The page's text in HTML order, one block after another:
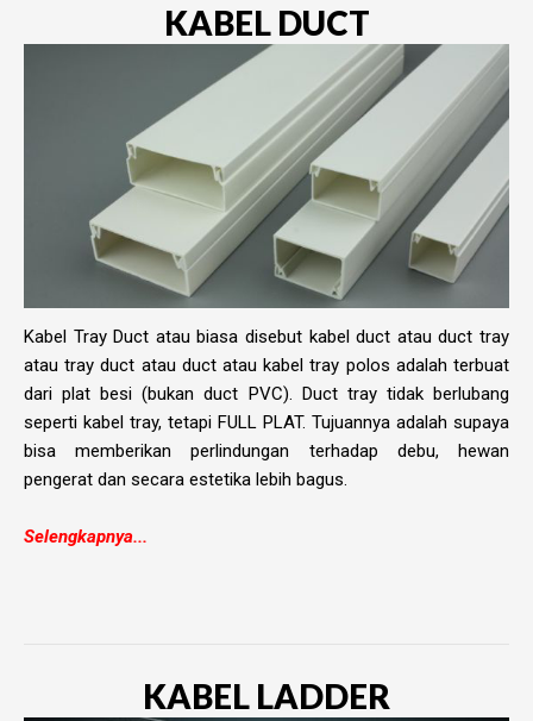
KABEL DUCT
Kabel Tray Duct atau biasa disebut kabel duct atau duct tray
atau tray duct atau duct atau kabel tray polos adalah terbuat
dari plat besi (bukan duct PVC). Duct tray tidak berlubang
seperti kabel tray, tetapi FULL PLAT. Tujuannya adalah supaya
bisa memberikan perlindungan terhadap debu, hewan
pengerat dan secara estetika lebih bagus.
Selengkapnya...
KABEL LADDER